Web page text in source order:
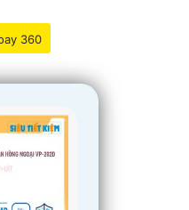
360